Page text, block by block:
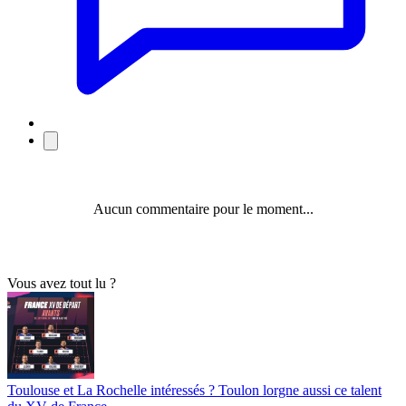
Aucun commentaire pour le moment...
Vous avez tout lu ?
Toulouse et La Rochelle intéressés ? Toulon lorgne aussi ce talent